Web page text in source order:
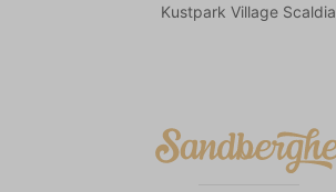
Kustpark Village Scaldia